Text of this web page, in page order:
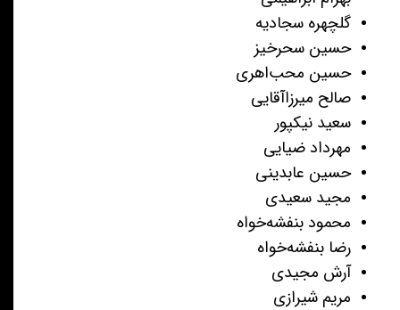
گلچهره سجادیه
حسین سحرخیز
حسین محب‌اهری
صالح میرزاآقایی
سعید نیکپور
مهرداد ضیایی
حسین عابدینی
مجید سعیدی
محمود بنفشه‌خواه
رضا بنفشه‌خواه
آرش مجیدی
مریم شیرازی